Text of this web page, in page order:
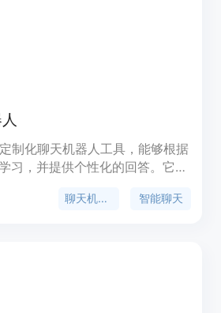
制化聊天机器人工具，能够根据
习，并提供个性化的回答。它可
、WordPress等主流平
聊天机器人 智能聊天